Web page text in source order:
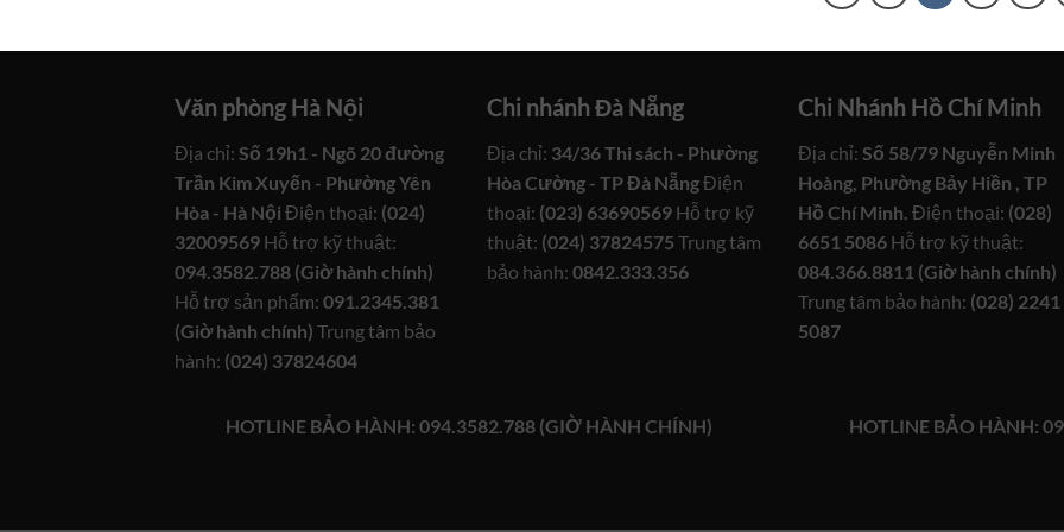
Văn phòng Hà Nội
Địa chỉ: Số 19h1 - Ngõ 20 đường
Trần Kim Xuyến - Phường Yên
Hòa - Hà Nội Điện thoại: (024)
32009569 Hỗ trợ kỹ thuật:
094.3582.788 (Giờ hành chính)
Hỗ trợ sản phẩm: 091.2345.381
(Giờ hành chính) Trung tâm bảo
hành: (024) 37824604
Chi nhánh Đà Nẵng
Địa chỉ: 34/36 Thi sách - Phường
Hòa Cường - TP Đà NẵngĐiện
thoại: (023) 63690569Hỗ trợ kỹ
thuật: (024) 37824575 Trung tâm
bảo hành: 0842.333.356
Chi Nhánh Hồ Chí Minh
Địa chỉ: Số 58/79 Nguyễn Minh
Hoàng, Phường Bảy Hiền , TP
Hồ Chí Minh. Điện thoại: (028)
6651 5086 Hỗ trợ kỹ thuật:
084.366.8811 (Giờ hành chính)
Trung tâm bảo hành: (028) 2241
5087
HOTLINE BẢO HÀNH: 094.3582.788 (GIỜ HÀNH CHÍNH) HOTLINE BẢO HÀNH: